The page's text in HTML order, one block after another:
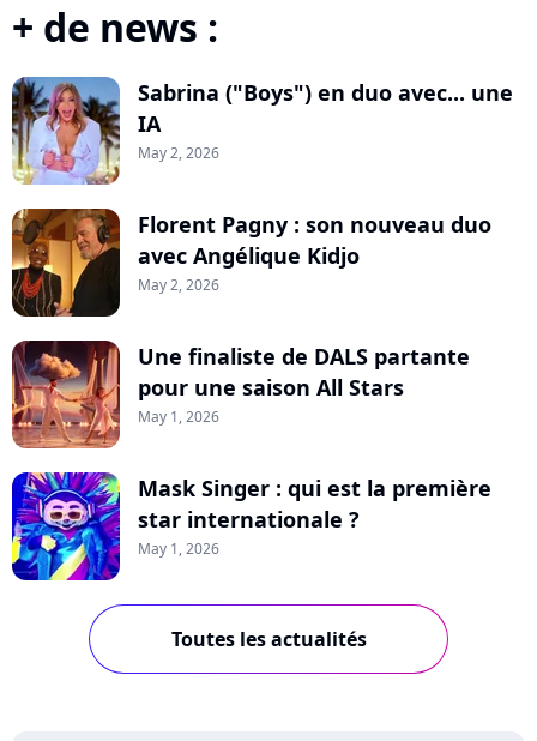
+ de news :
Sabrina ("Boys") en duo avec... une
IA
May 2, 2026
Florent Pagny : son nouveau duo
avec Angélique Kidjo
May 2, 2026
Une finaliste de DALS partante
pour une saison All Stars
May 1, 2026
Mask Singer : qui est la première
star internationale ?
May 1, 2026
Toutes les actualités